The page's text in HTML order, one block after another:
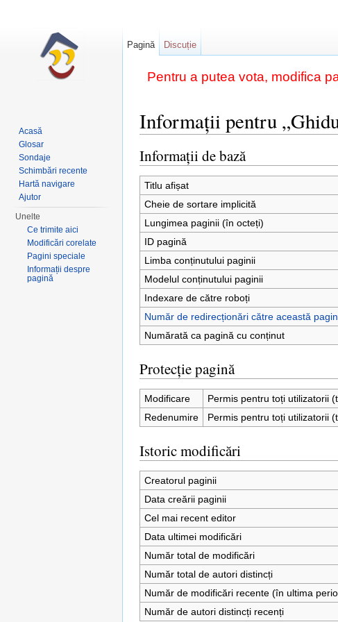
Pentru a putea vota, modifica
Informații pentru
Informații de bază
Titlu afișat
Cheie de sortare implicită
Lungimea paginii (în octeți)
ID pagină
Limba conținutului paginii
Modelul conținutului paginii
Indexare de către roboți
Număr de redirecționări către această
Numărată ca pagină cu conținut
Protecție pagină
Modificare
Permis pentru toți utilizatorii
Redenumire
Permis pentru toți utilizatorii
Istoric modificări
Creatorul paginii
Data creării paginii
Cel mai recent editor
Data ultimei modificări
Număr total de modificări
Număr total de autori distincți
Număr de modificări recente (în ultima
Număr de autori distincți recenți
Pagină Discuție
Acasă
Glosar
Sondaje
Schimbări recente
Hartă navigare
Ajutor
Unelte
Ce trimite aici
Modificări corelate
Pagini speciale
Informații despre
pagină